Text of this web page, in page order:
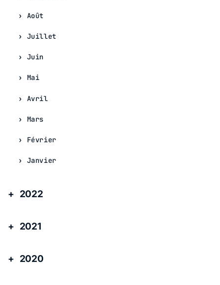
Août
Juillet
Juin
Mai
Avril
Mars
Février
Janvier
2022
2021
2020